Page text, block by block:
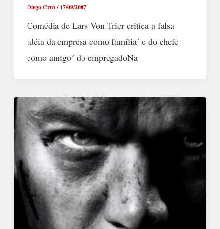
Diego Cruz/17/09/2007
Comédia de Lars Von Trier critica a falsa
idéia da empresa como família´ e do chefe
como amigo´ do empregadoNa